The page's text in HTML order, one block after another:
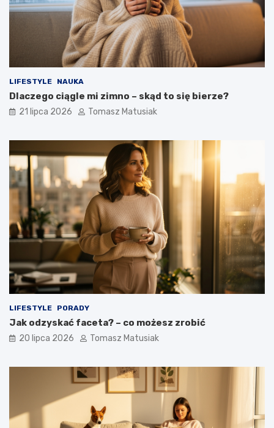
LIFESTYLE NAUKA
Dlaczego ciągle mi zimno – skąd to się bierze?
21 lipca 2026 Tomasz Matusiak
LIFESTYLE PORADY
Jak odzyskać faceta? – co możesz zrobić
20 lipca 2026 Tomasz Matusiak